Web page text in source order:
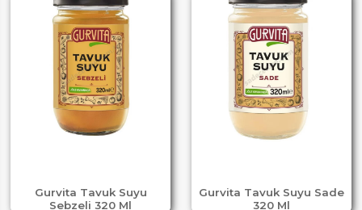
Gurvita Tavuk Suyu
Sebzeli 320 Ml
Gurvita Tavuk Suyu Sade
320 Ml